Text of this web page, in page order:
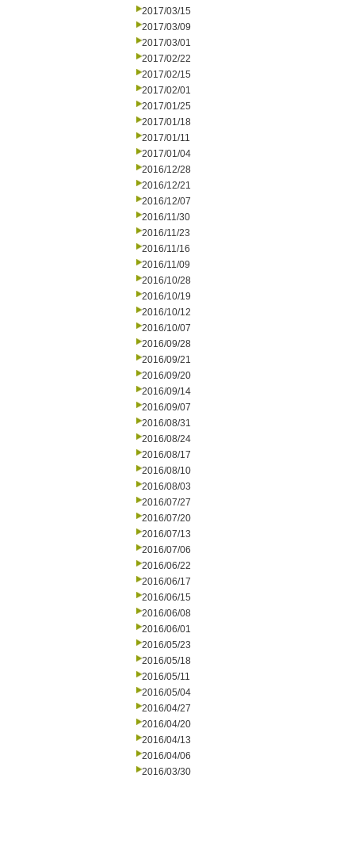
2017/03/15
2017/03/09
2017/03/01
2017/02/22
2017/02/15
2017/02/01
2017/01/25
2017/01/18
2017/01/11
2017/01/04
2016/12/28
2016/12/21
2016/12/07
2016/11/30
2016/11/23
2016/11/16
2016/11/09
2016/10/28
2016/10/19
2016/10/12
2016/10/07
2016/09/28
2016/09/21
2016/09/20
2016/09/14
2016/09/07
2016/08/31
2016/08/24
2016/08/17
2016/08/10
2016/08/03
2016/07/27
2016/07/20
2016/07/13
2016/07/06
2016/06/22
2016/06/17
2016/06/15
2016/06/08
2016/06/01
2016/05/23
2016/05/18
2016/05/11
2016/05/04
2016/04/27
2016/04/20
2016/04/13
2016/04/06
2016/03/30